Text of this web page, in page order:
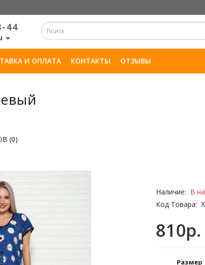
44
И ОПЛАТА КОНТАКТЫ ОТЗЫВЫ
(0)
Наличие: В
Код Товара:
810р.
Размер